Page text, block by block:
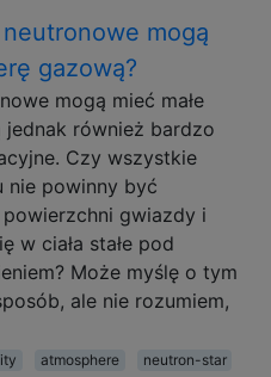
mogą
gazową?
mogą mieć małe
jednak również bardzo
Czy wszystkie
nie powinny być
gwiazdy i
w ciała stałe pod
Może myślę o tym
ale nie rozumiem,
atmosphere
neutron-star